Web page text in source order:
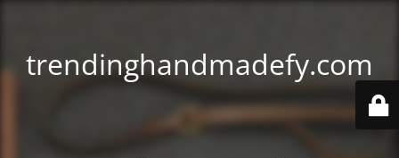
trendinghandmadefy.com